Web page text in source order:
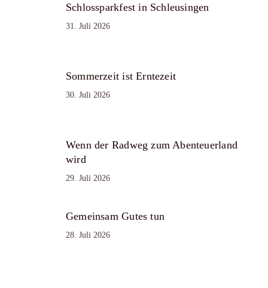
Schlossparkfest in Schleusingen
31. Juli 2026
Sommerzeit ist Erntezeit
30. Juli 2026
Wenn der Radweg zum Abenteuerland
wird
29. Juli 2026
Gemeinsam Gutes tun
28. Juli 2026